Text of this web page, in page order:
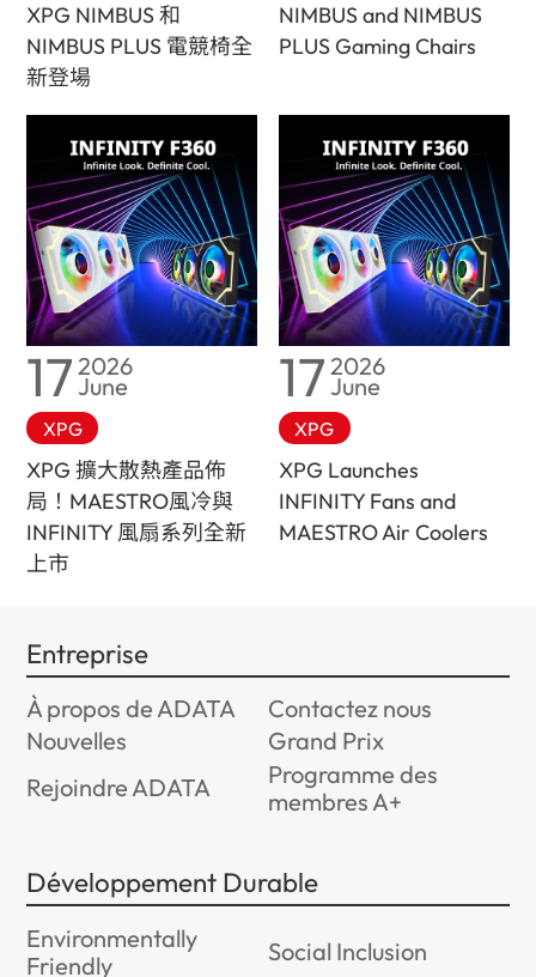
XPG NIMBUS 和
NIMBUS PLUS 電競椅全
新登場
NIMBUS and NIMBUS
PLUS Gaming Chairs
17 2026
June
XPG
XPG 擴大散熱產品佈
局！MAESTRO風冷與
INFINITY 風扇系列全新
上市
17 2026
June
XPG
XPG Launches
INFINITY Fans and
MAESTRO Air Coolers
Entreprise
À propos de ADATA
Contactez nous
Nouvelles
Grand Prix
Rejoindre ADATA
Programme des
membres A+
Développement Durable
Environmentally
Friendly
Social Inclusion